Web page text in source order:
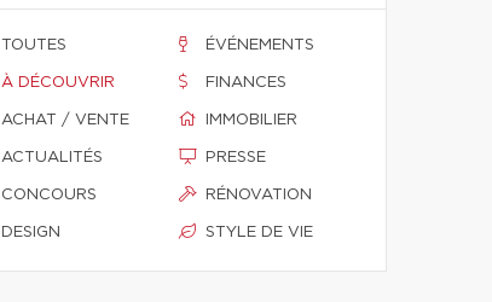
TOUTES
À DÉCOUVRIR
ACHAT / VENTE
ACTUALITÉS
CONCOURS
DESIGN
ÉVÉNEMENTS
FINANCES
IMMOBILIER
PRESSE
RÉNOVATION
STYLE DE VIE